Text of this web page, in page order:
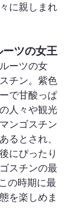
に親しまれ
ーツの女王
ーツの女
チン。紫色
で甘酸っぱ
人々や観光
ンゴスチン
るとされ、
にぴったり
スチンの最
の時期に最
を楽しめま